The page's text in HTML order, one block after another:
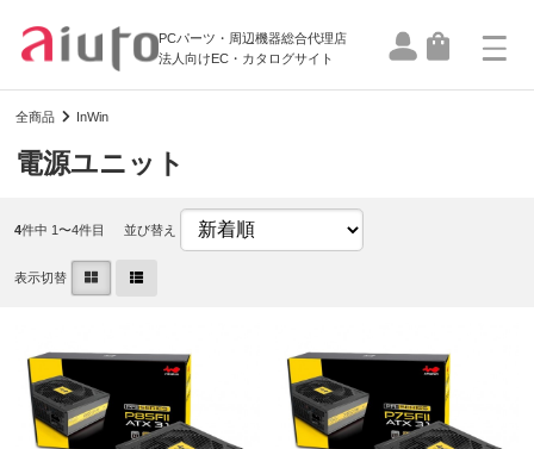
PCパーツ・周辺機器総合代理店
法人向けEC・カタログサイト
全商品 InWin
電源ユニット
4件中 1〜4件目 並び替え
表示切替